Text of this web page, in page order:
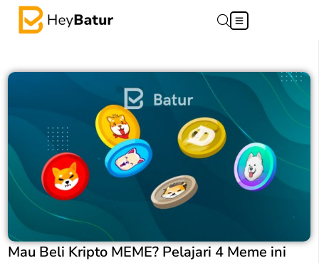
Mau Beli Kripto MEME? Pelajari 4 Meme ini